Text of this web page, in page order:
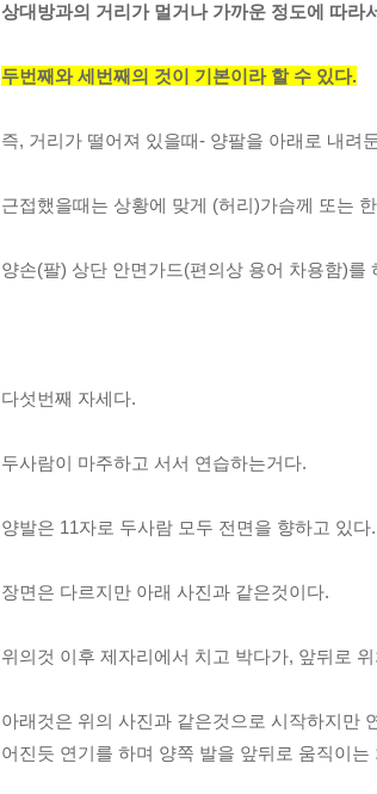
상대방과의 거리가 멀거나 가까운 정도에 따라
두번째와 세번째의 것이 기본이라 할 수 있다.
즉, 거리가 떨어져 있을때- 양팔을 아래로 내려
근접했을때는 상황에 맞게 (허리)가슴께 또는
양손(팔) 상단 안면가드(편의상 용어 차용함)를
다섯번째 자세다.
두사람이 마주하고 서서 연습하는거다.
양발은 11자로 두사람 모두 전면을 향하고 있다.
장면은 다르지만 아래 사진과 같은것이다.
위의것 이후 제자리에서 치고 박다가, 앞뒤로
아래것은 위의 사진과 같은것으로 시작하지만
어진듯 연기를 하며 양쪽 발을 앞뒤로 움직이는